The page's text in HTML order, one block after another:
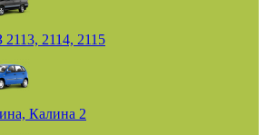
2114, 2115
Калина 2